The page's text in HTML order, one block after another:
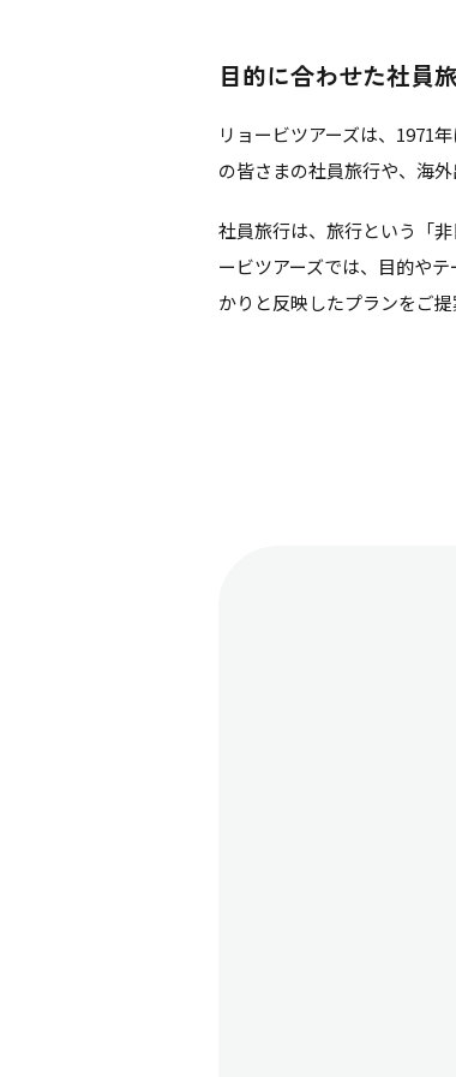
目的に合わせた社員
リョービツアーズは、1971
の皆さまの社員旅行や、海
社員旅行は、旅行という「
ービツアーズでは、目的や
かりと反映したプランをご